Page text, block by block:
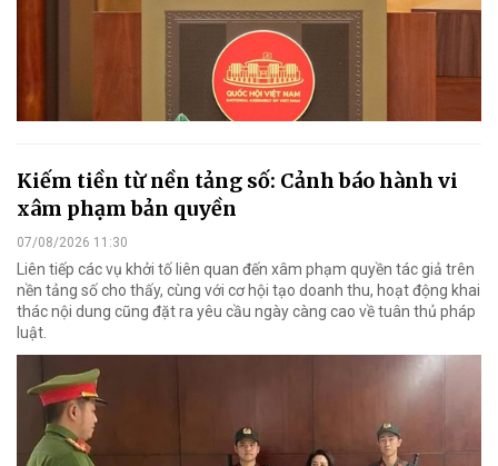
Kiếm tiền từ nền tảng số: Cảnh báo hành vi
xâm phạm bản quyền
07/08/2026 11:30
Liên tiếp các vụ khởi tố liên quan đến xâm phạm quyền tác giả trên
nền tảng số cho thấy, cùng với cơ hội tạo doanh thu, hoạt động khai
thác nội dung cũng đặt ra yêu cầu ngày càng cao về tuân thủ pháp
luật.